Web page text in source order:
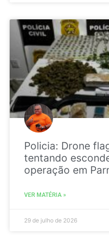
Policia: Drone
tentando
operação em
VER MATÉRIA »
29 de julho de 2026